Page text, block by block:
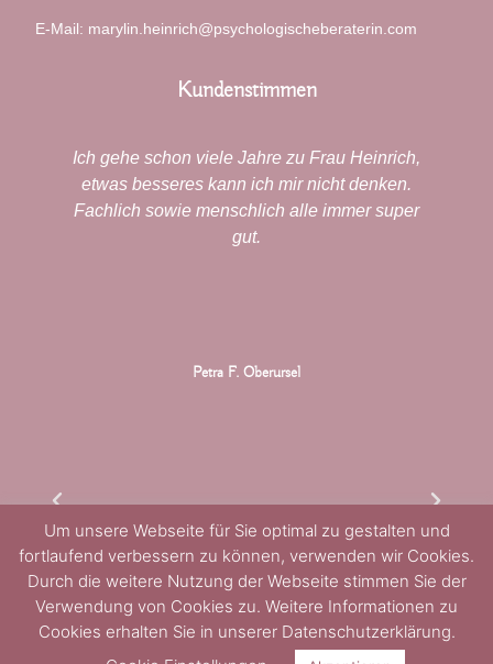
E-Mail: marylin.heinrich@psychologischeberaterin.com
Kundenstimmen
Ich gehe schon viele Jahre zu Frau Heinrich,
etwas besseres kann ich mir nicht denken.
Fachlich sowie menschlich alle immer super
gut.
Petra F. Oberursel
Um unsere Webseite für Sie optimal zu gestalten und
fortlaufend verbessern zu können, verwenden wir Cookies.
Durch die weitere Nutzung der Webseite stimmen Sie der
Verwendung von Cookies zu. Weitere Informationen zu
Cookies erhalten Sie in unserer Datenschutzerklärung.